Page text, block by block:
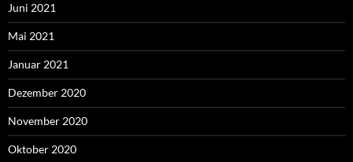
Juni 2021
Mai 2021
Januar 2021
Dezember 2020
November 2020
Oktober 2020